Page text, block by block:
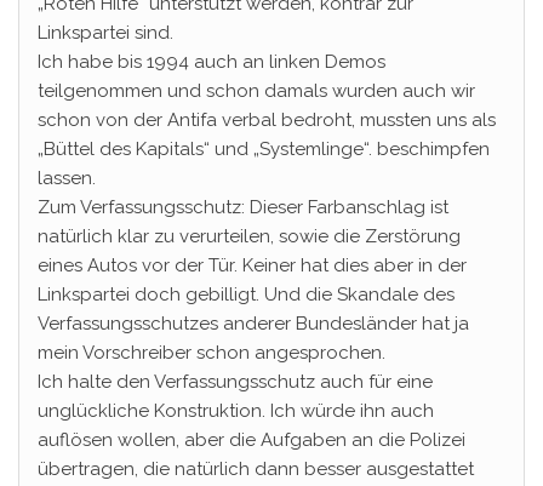
Linkspartei sind.
Ich habe bis 1994 auch an linken Demos
teilgenommen und schon damals wurden auch wir
schon von der Antifa verbal bedroht, mussten uns als
„Büttel des Kapitals“ und „Systemlinge“. beschimpfen
lassen.
Zum Verfassungsschutz: Dieser Farbanschlag ist
natürlich klar zu verurteilen, sowie die Zerstörung
eines Autos vor der Tür. Keiner hat dies aber in der
Linkspartei doch gebilligt. Und die Skandale des
Verfassungsschutzes anderer Bundesländer hat ja
mein Vorschreiber schon angesprochen.
Ich halte den Verfassungsschutz auch für eine
unglückliche Konstruktion. Ich würde ihn auch
auflösen wollen, aber die Aufgaben an die Polizei
übertragen, die natürlich dann besser ausgestattet